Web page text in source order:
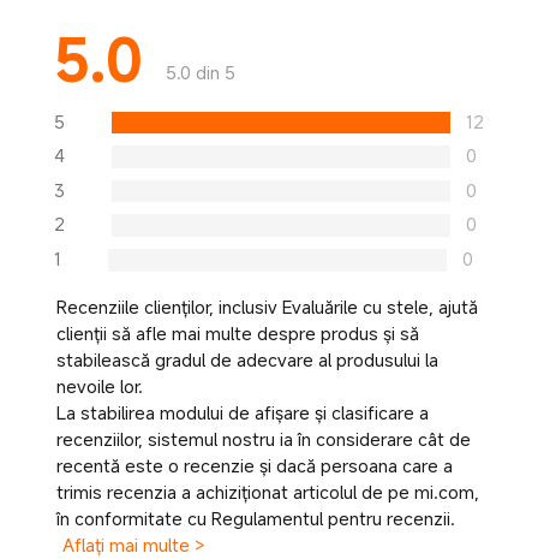
5.0 5.0 din 5
5
12
4
0
3
0
2
0
1
0
Recenziile clienților, inclusiv Evaluările cu stele, ajută
clienții să afle mai multe despre produs și să
stabilească gradul de adecvare al produsului la
nevoile lor.
La stabilirea modului de afișare și clasificare a
recenziilor, sistemul nostru ia în considerare cât de
recentă este o recenzie și dacă persoana care a
trimis recenzia a achiziționat articolul de pe mi.com,
în conformitate cu Regulamentul pentru recenzii.
Aflați mai multe >